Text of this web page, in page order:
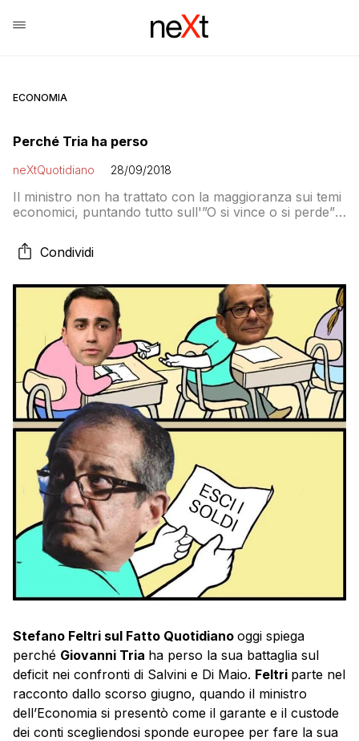
ECONOMIA
Perché Tria ha perso
neXtQuotidiano 28/09/2018
Il ministro non ha trattato con la maggioranza sui temi
economici, puntando tutto sull'”O si vince o si perde”.
Condividi
Stefano Feltri sul Fatto Quotidiano oggi spiega
perché Giovanni Tria ha perso la sua battaglia sul
deficit nei confronti di Salvini e Di Maio. Feltri parte nel
racconto dallo scorso giugno, quando il ministro
dell’Economia si presentò come il garante e il custode
dei conti scegliendosi sponde europee per fare la sua